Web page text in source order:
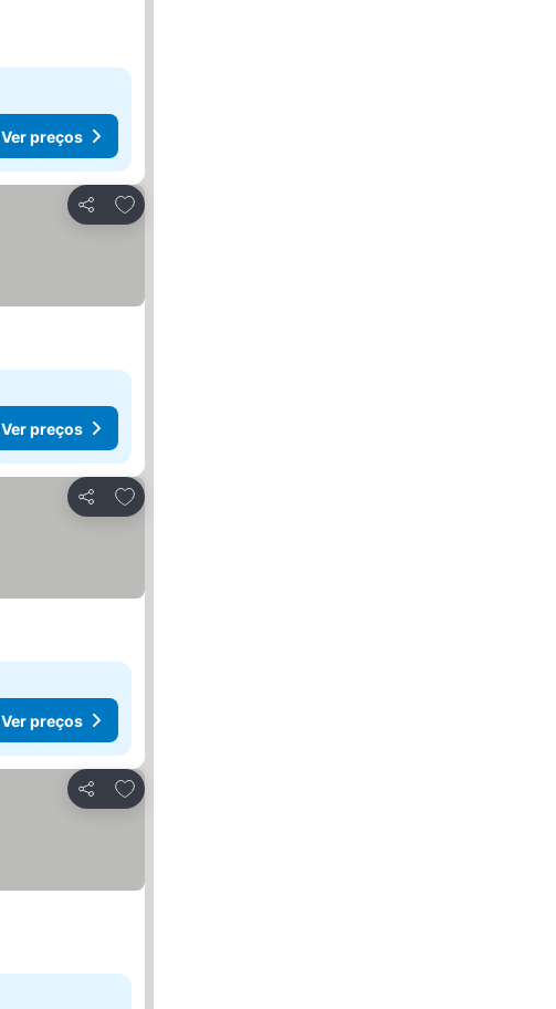
Ver preços
Partilhar
Adicionar aos favoritos
Ver preços
Partilhar
Adicionar aos favoritos
Ver preços
Partilhar
Adicionar aos favoritos